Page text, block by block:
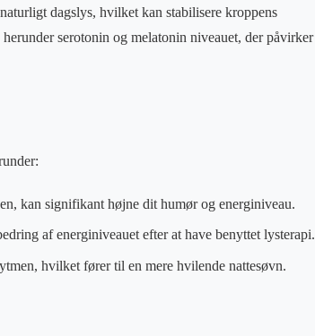
dagslys, hvilket kan stabilisere kroppens
serotonin og melatonin niveauet, der påvirker
kan signifikant højne dit humør og energiniveau.
af energiniveauet efter at have benyttet lysterapi.
hvilket fører til en mere hvilende nattesøvn.